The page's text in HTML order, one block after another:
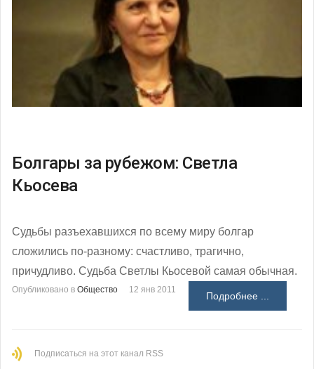
Болгары за рубежом: Светла
Кьосева
Судьбы разъехавшихся по всему миру болгар
сложились по-разному: счастливо, трагично,
причудливо. Судьба Светлы Кьосевой самая обычная.
Опубликовано в Общество 12 янв 2011
Подробнее ...
Подписаться на этот канал RSS